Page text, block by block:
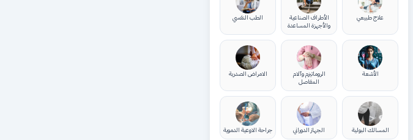
علاج طبيعي
الأطراف الصناعية
والأجهزة المساعدة
الطب النفسي
الأشعة
الروماتيزم وآلام
المفاصل
الامراض الصدرية
المسالك البولية الجهاز الدوراني جراحة الاوعية الدموية